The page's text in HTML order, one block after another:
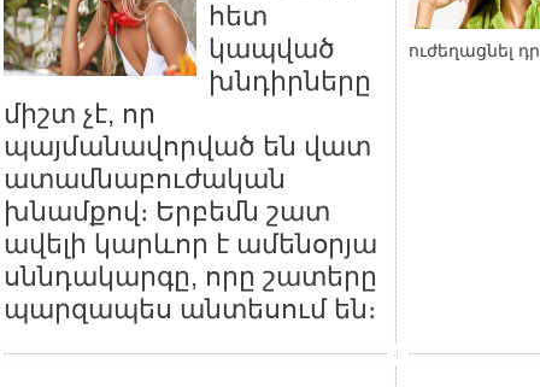
հետ
կապված
խնդիրները
միշտ չէ, որ
պայմանավորված են վատ
ատամնաբուժական
խնամքով։ Երբեմն շատ
ավելի կարևոր է ամենօրյա
սննդակարգը, որը շատերը
պարզապես անտեսում են։
ուժեղացնել